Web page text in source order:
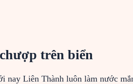
trên biển
nay Liên Thành luôn làm nước